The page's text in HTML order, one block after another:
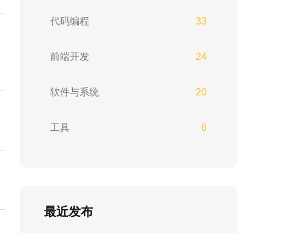
代码编程 33
前端开发 24
软件与系统 20
工具 6
最近发布